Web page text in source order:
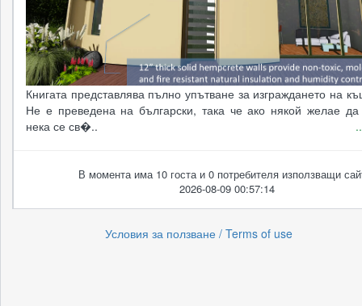
Книгата представлява пълно упътване за изграждането на
Не е преведена на български, така че ако някой желае да
нека се св�..
В момента има 10 госта и 0 потребителя използващи
2026-08-09 00:57:14
Условия за ползване / Terms of use